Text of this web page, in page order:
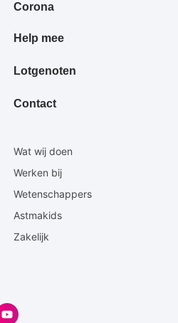
Corona
Help mee
Lotgenoten
Contact
Wat wij doen
Werken bij
Wetenschappers
Astmakids
Zakelijk